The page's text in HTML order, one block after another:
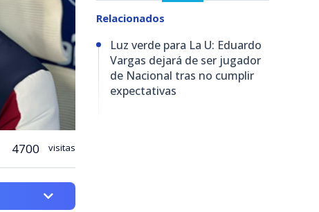
4700 visitas
Relacionados
Luz verde para La U: Eduardo
Vargas dejará de ser jugador
de Nacional tras no cumplir
expectativas